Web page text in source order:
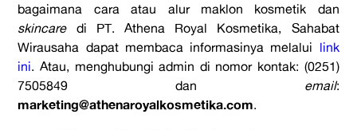
bagaimana cara atau alur maklon kosmetik dan
skincaredi PT. Athena Royal Kosmetika, Sahabat
Wirausaha dapat membaca informasinya melalui link
ini. Atau, menghubungi admin di nomor kontak: (0251)
7505849 dan email:
marketing@athenaroyalkosmetika.com.